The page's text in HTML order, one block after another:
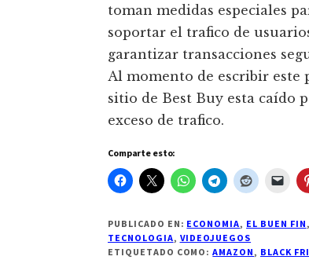
toman medidas especiales
soportar el trafico de
garantizar transacciones
Al momento de escribir este
sitio de Best Buy esta caído
exceso de trafico.
Comparte esto:
PUBLICADO EN: ECONOMIA, EL BUEN FIN,
TECNOLOGIA, VIDEOJUEGOS
ETIQUETADO COMO:AMAZON, BLACK